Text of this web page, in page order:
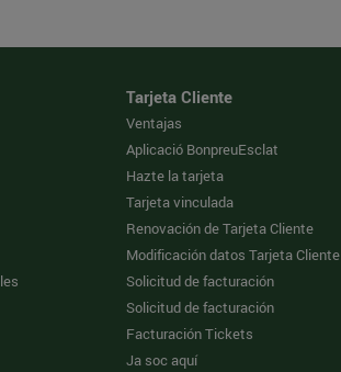
Tarjeta Cliente
Ventajas
Aplicació BonpreuEsclat
Hazte la tarjeta
Tarjeta vinculada
Renovación de Tarjeta Cliente
Modificación datos Tarjeta Cliente
Solicitud de facturación
Solicitud de facturación
Facturación Tickets
Ja soc aquí